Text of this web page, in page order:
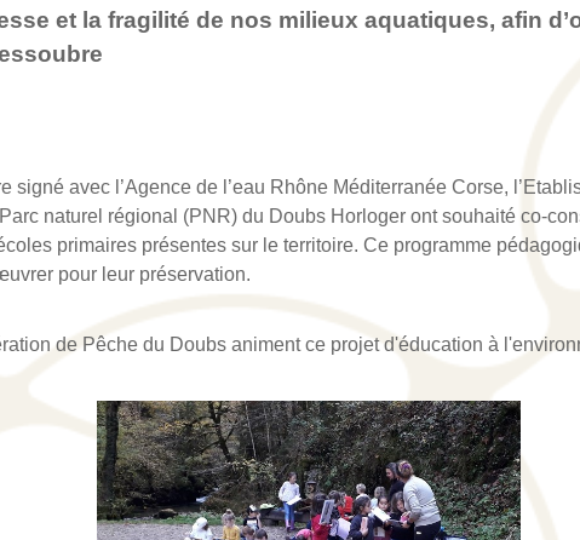
et la fragilité de nos milieux aquatiques, afin
signé avec l’Agence de l’eau Rhône Méditerranée Corse,
naturel régional (PNR) du Doubs Horloger ont souhaité co-
primaires présentes sur le territoire. Ce programme
pour leur préservation.
de Pêche du Doubs animent ce projet d'éducation à